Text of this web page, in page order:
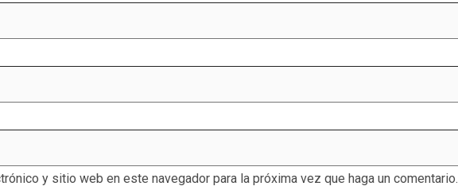
y sitio web en este navegador para la próxima vez que haga un comentario.